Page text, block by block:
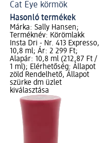
Cat Eye körmök
Hasonló termékek
Márka: Sally Hansen;
Terméknév: Körömlakk
Insta Dri - Nr. 413 Expresso,
10,8 ml; Ár: 2 299 Ft;
Alapár: 10,8 ml (212,87 Ft /
1 ml); Elérhetőség: Állapot
zöld Rendelhető, Állapot
szürke dm üzlet
kiválasztása